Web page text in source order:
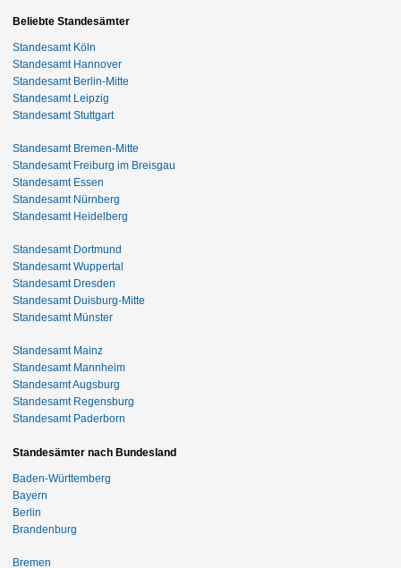
Beliebte Standesämter
Standesamt Köln
Standesamt Hannover
Standesamt Berlin-Mitte
Standesamt Leipzig
Standesamt Stuttgart
Standesamt Bremen-Mitte
Standesamt Freiburg im Breisgau
Standesamt Essen
Standesamt Nürnberg
Standesamt Heidelberg
Standesamt Dortmund
Standesamt Wuppertal
Standesamt Dresden
Standesamt Duisburg-Mitte
Standesamt Münster
Standesamt Mainz
Standesamt Mannheim
Standesamt Augsburg
Standesamt Regensburg
Standesamt Paderborn
Standesämter nach Bundesland
Baden-Württemberg
Bayern
Berlin
Brandenburg
Bremen